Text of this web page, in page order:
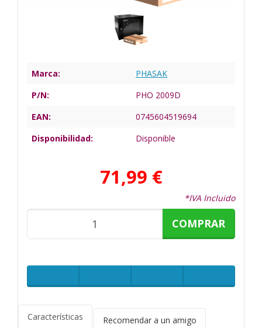
Marca:
PHASAK
P/N:
PHO 2009D
EAN:
0745604519694
Disponibilidad:
Disponible
71,99 €
*IVA Incluido
COMPRAR
Características Recomendar a un amigo